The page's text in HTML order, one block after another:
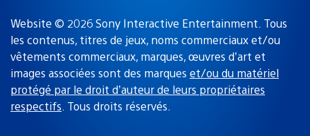
Website © 2026 Sony Interactive Entertainment. Tous
les contenus, titres de jeux, noms commerciaux et/ou
vêtements commerciaux, marques, œuvres d’art et
images associées sont des marques et/ou du matériel
protégé par le droit d’auteur de leurs propriétaires
respectifs. Tous droits réservés.